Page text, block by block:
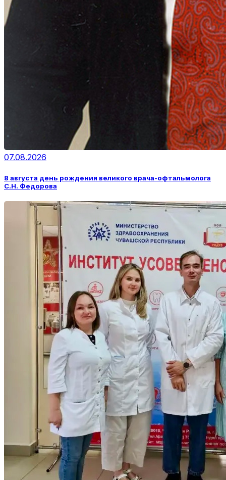
07.08.2026
8 августа день рождения великого врача-офтальмолога
С.Н. Федорова